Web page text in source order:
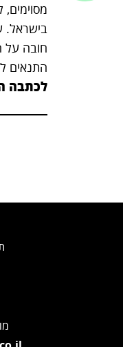
בישראל.
חובה על
התנאים
לכתבה